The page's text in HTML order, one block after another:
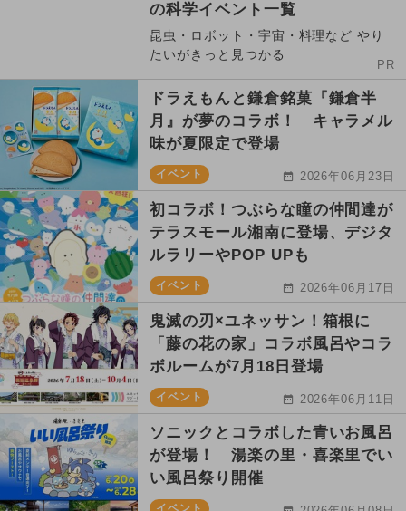
の科学イベント一覧
昆虫・ロボット・宇宙・料理など やり
たいがきっと見つかる
PR
ドラえもんと鎌倉銘菓『鎌倉半
月』が夢のコラボ！ キャラメル
味が夏限定で登場
イベント 2026年06月23日
初コラボ！つぶらな瞳の仲間達が
テラスモール湘南に登場、デジタ
ルラリーやPOP UPも
イベント 2026年06月17日
鬼滅の刃×ユネッサン！箱根に
「藤の花の家」コラボ風呂やコラ
ボルームが7月18日登場
イベント 2026年06月11日
ソニックとコラボした青いお風呂
が登場！ 湯楽の里・喜楽里でい
い風呂祭り開催
イベント